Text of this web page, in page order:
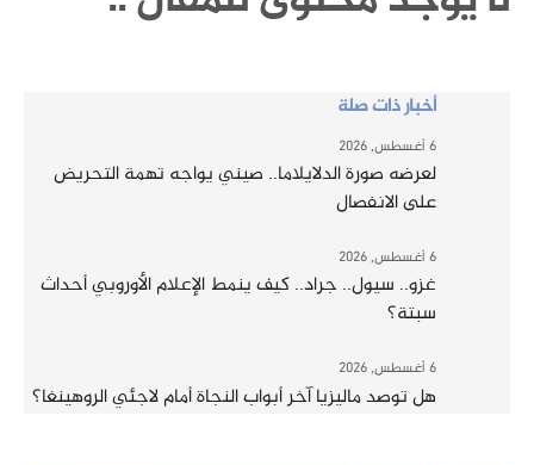
أخبار ذات صلة
6 أغسطس, 2026
لعرضه صورة الدلايلاما.. صيني يواجه تهمة التحريض
على الانفصال
6 أغسطس, 2026
غزو.. سيول.. جراد.. كيف ينمط الإعلام الأوروبي أحداث
سبتة؟
6 أغسطس, 2026
هل توصد ماليزيا آخر أبواب النجاة أمام لاجئي الروهينغا؟